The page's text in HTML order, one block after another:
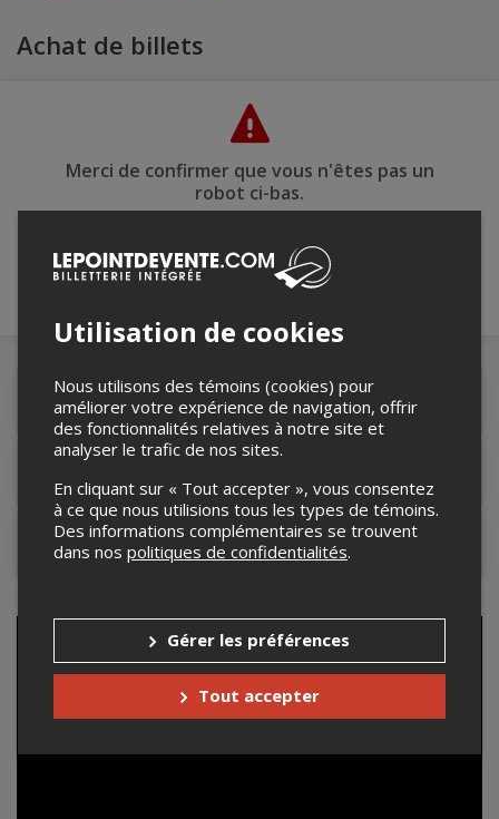
Achat de billets
Merci de confirmer que vous n'êtes pas un
robot ci-bas.
Détails de l'événement
Contacter l'organisateur
Utilisation de cookies
Nous utilisons des témoins (cookies) pour
améliorer votre expérience de navigation, offrir
des fonctionnalités relatives à notre site et
analyser le trafic de nos sites.
En cliquant sur « Tout accepter », vous consentez
à ce que nous utilisions tous les types de témoins.
Des informations complémentaires se trouvent
dans nos politiques de confidentialités.
Gérer les préférences
Tout accepter